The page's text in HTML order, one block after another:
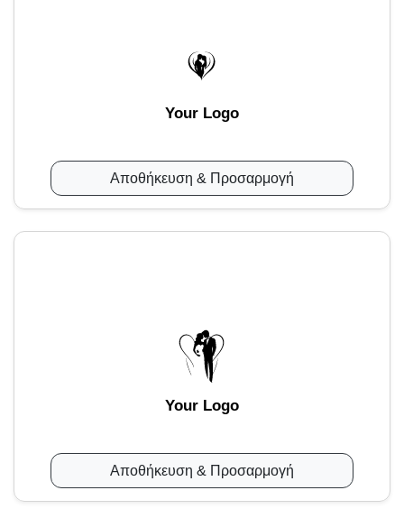
Your Logo
Αποθήκευση & Προσαρμογή
Your Logo
Αποθήκευση & Προσαρμογή